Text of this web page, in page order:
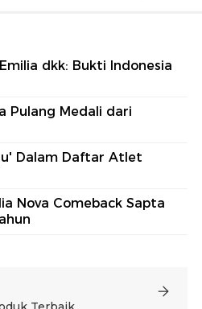
dkk: Bukti Indonesia
Pulang Medali dari
Dalam Daftar Atlet
Nova Comeback Sapta